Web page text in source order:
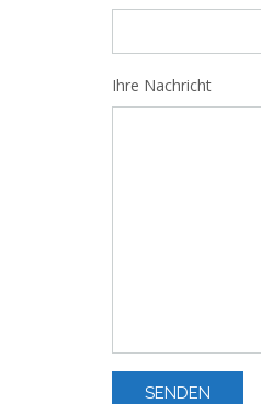
Ihre Nachricht